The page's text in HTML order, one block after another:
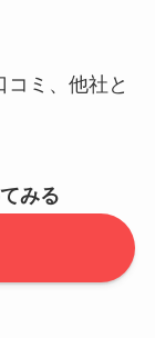
ミ、他社と
みる